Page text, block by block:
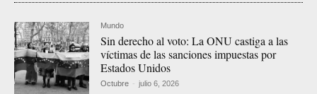
Mundo
Sin derecho al voto: La ONU castiga a las
víctimas de las sanciones impuestas por
Estados Unidos
Octubre - julio 6, 2026